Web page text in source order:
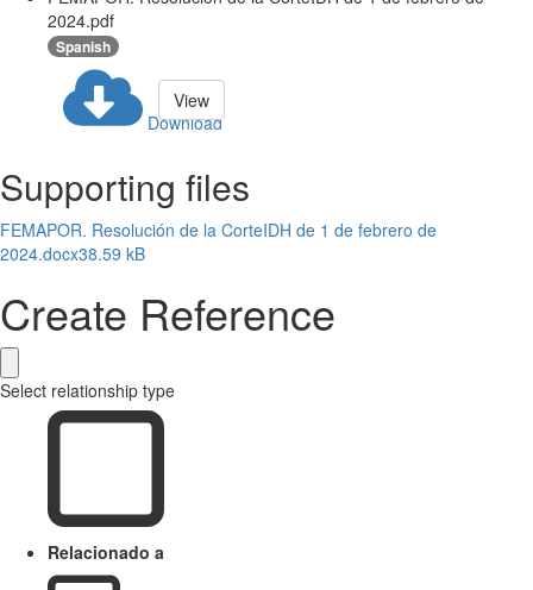
2024.pdf
Spanish
Download
View
Supporting files
FEMAPOR. Resolución de la CorteIDH de 1 de febrero de
2024.docx38.59 kB
Create Reference
Select relationship type
Relacionado a